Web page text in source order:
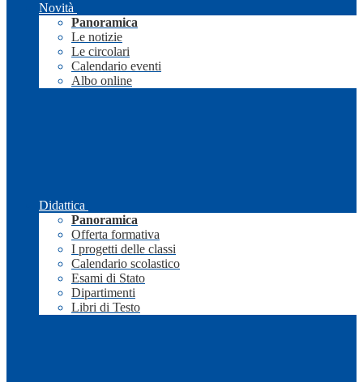
Novità
Panoramica
Le notizie
Le circolari
Calendario eventi
Albo online
Didattica
Panoramica
Offerta formativa
I progetti delle classi
Calendario scolastico
Esami di Stato
Dipartimenti
Libri di Testo